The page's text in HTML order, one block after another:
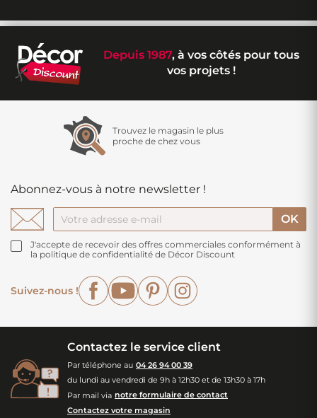
Depuis 1987, à vos côtés pour tous
vos projets !
Trouvez le magasin le plus
proche de chez vous
Abonnez-vous à notre newsletter !
J'accepte de recevoir des offres commerciales conformément à
la politique de confidentialité de Décor Discount
Suivez-nous !
FacebookYouTubePinterest
Contactez le service client
Par téléphone au 04 26 94 00 39
du lundi au vendredi de 9h à 12h30 et de 13h30 à 17h
Par mail via notre formulaire de contact
Contactez votre magasin